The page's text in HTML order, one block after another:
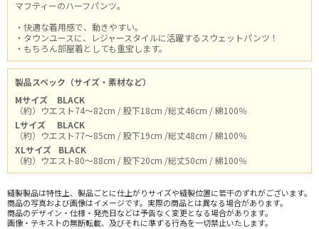
マフティーのハーフパンツ。
・快適な着用感で、動きやすい。
・タウンユースに、レジャースタイルに活躍するスウェットパンツ！
・もちろん部屋着としても重宝します。
製品スペック（サイズ・素材など）
Mサイズ
BLACK
（約）ウエスト74～82cm / 股下18cm /総丈46cm / 綿100％
Lサイズ
BLACK
（約）ウエスト77～85cm / 股下19cm /総丈48cm / 綿100％
XLサイズ
BLACK
（約）ウエスト80～88cm / 股下20cm /総丈50cm / 綿100％
縫製製品は特性上、製品ごとに仕上がりサイズや縫製位置に若干のずれがございます。
商品の写真および画像はイメージです。実際の商品とは異なる場合があります。
商品のデザイン・仕様・発売日などは予告なく変更となる場合があります。
画像・テキストの無断転載、及びそれに準ずる行為を一切禁止いたします。